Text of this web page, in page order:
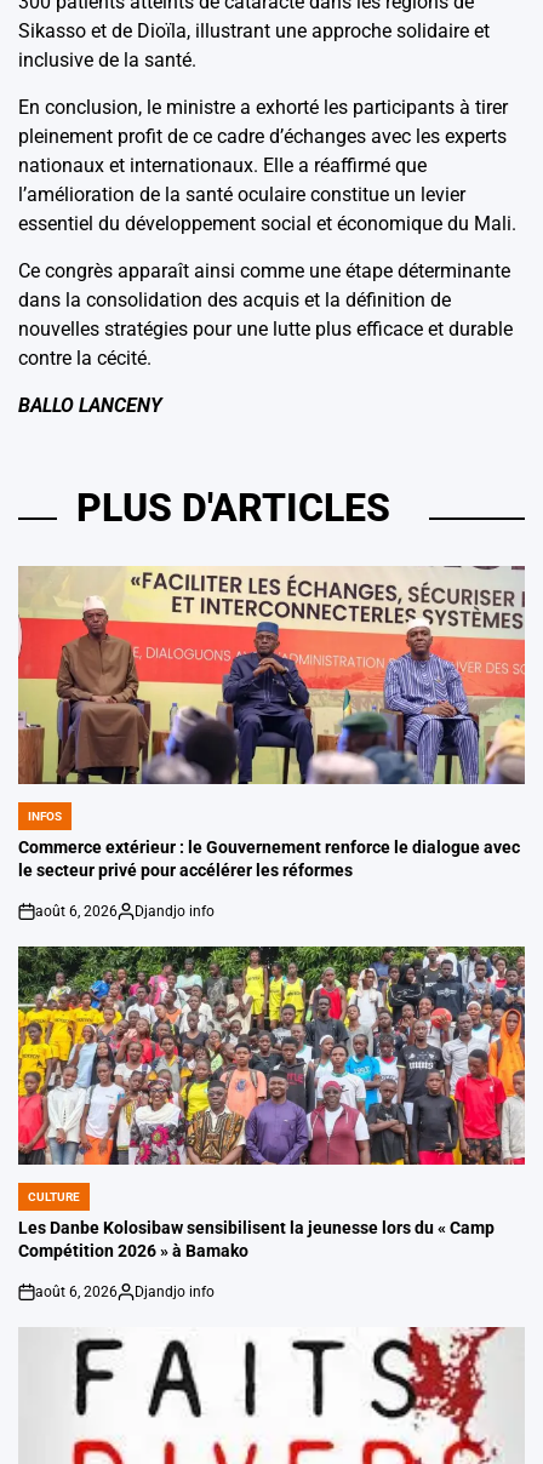
Sikasso et de Dioïla, illustrant une approche solidaire et
inclusive de la santé.
En conclusion, le ministre a exhorté les participants à tirer
pleinement profit de ce cadre d’échanges avec les experts
nationaux et internationaux. Elle a réaffirmé que
l’amélioration de la santé oculaire constitue un levier
essentiel du développement social et économique du Mali.
Ce congrès apparaît ainsi comme une étape déterminante
dans la consolidation des acquis et la définition de
nouvelles stratégies pour une lutte plus efficace et durable
contre la cécité.
BALLO LANCENY
PLUS D'ARTICLES
POSTED
IN
INFOS
Commerce extérieur : le Gouvernement renforce le dialogue avec
le secteur privé pour accélérer les réformes
on
août 6, 2026
Posted
by
Djandjo info
POSTED
IN
CULTURE
Les Danbe Kolosibaw sensibilisent la jeunesse lors du « Camp
Compétition 2026 » à Bamako
on
août 6, 2026
Posted
Djandjo info